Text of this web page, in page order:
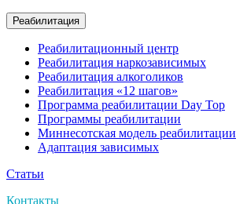
Реабилитация
Реабилитационный центр
Реабилитация наркозависимых
Реабилитация алкоголиков
Реабилитация «12 шагов»
Программа реабилитации Day Top
Программы реабилитации
Миннесотская модель реабилитации
Адаптация зависимых
Статьи
Контакты